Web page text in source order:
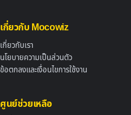
เกี่ยวกับ Mocowiz
เกี่ยวกับเรา
นโยบายความเป็นส่วนตัว
ข้อตกลงและเงื่อนไขการใช้งาน
ศูนย์ช่วยเหลือ